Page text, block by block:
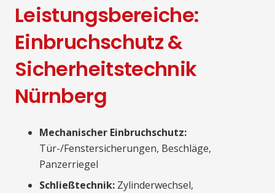
Leistungsbereiche:
Einbruchschutz &
Sicherheitstechnik
Nürnberg
Mechanischer Einbruchschutz:
Tür-/Fenstersicherungen, Beschläge,
Panzerriegel
Schließtechnik: Zylinderwechsel,